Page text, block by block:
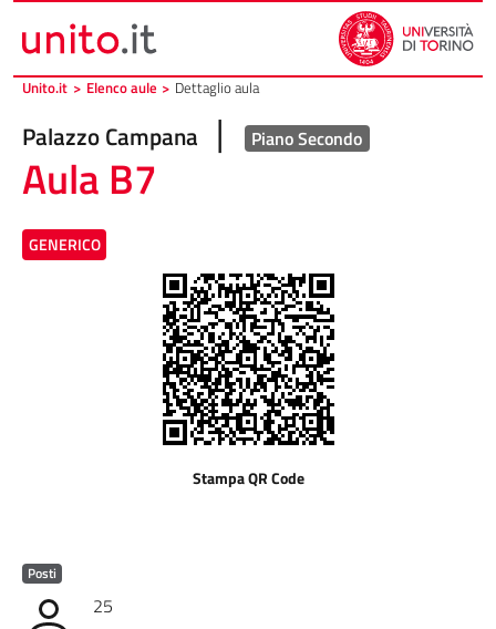
Unito.it > Elenco aule > Dettaglio aula
Palazzo Campana | Piano Secondo
Aula B7
GENERICO
Stampa QR Code
Posti
25